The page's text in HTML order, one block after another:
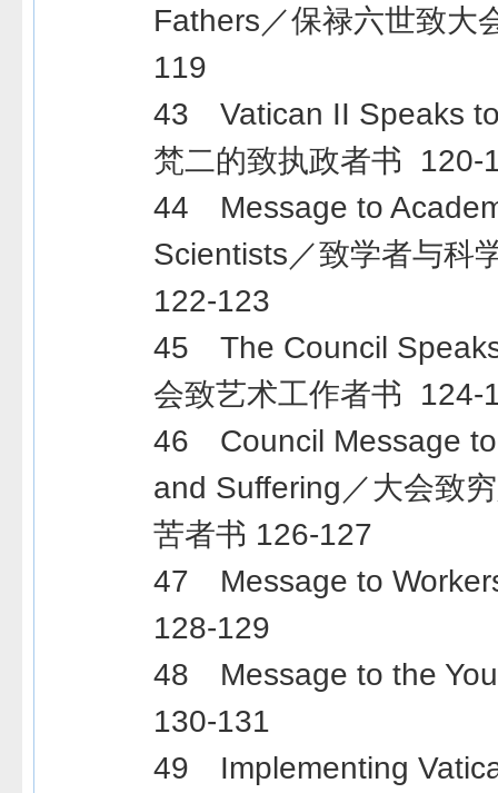
Fathers／保禄六世致大
119
43 Vatican II Speaks
梵二的致执政者书 120-
44 Message to
Scientists／致学者与科
122-123
45 The Council
会致艺术工作者书 124-
46 Council Message
and Suffering／大会致
苦者书 126-127
47 Message to
128-129
48 Message to the
130-131
49 Implementing